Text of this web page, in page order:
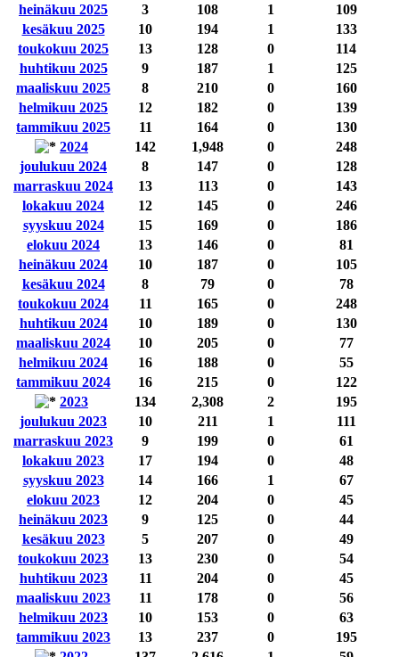
heinäkuu 2025
3 108 1
109
kesäkuu 2025
10 194 1
133
toukokuu 2025
13 128 0
114
huhtikuu 2025
9 187 1
125
maaliskuu 2025
8 210 0
160
helmikuu 2025
12 182 0
139
tammikuu 2025
11 164 0
130
2024
142 1,948 0
248
joulukuu 2024
8 147 0
128
marraskuu 2024
13 113 0
143
lokakuu 2024
12 145 0
246
syyskuu 2024
15 169 0
186
elokuu 2024
13 146 0
81
heinäkuu 2024
10 187 0
105
kesäkuu 2024
8 79 0
78
toukokuu 2024
11 165 0
248
huhtikuu 2024
10 189 0
130
maaliskuu 2024
10 205 0
77
helmikuu 2024
16 188 0
55
tammikuu 2024
16 215 0
122
2023
134 2,308 2
195
joulukuu 2023
10 211 1
111
marraskuu 2023
9 199 0
61
lokakuu 2023
17 194 0
48
syyskuu 2023
14 166 1
67
elokuu 2023
12 204 0
45
heinäkuu 2023
9 125 0
44
kesäkuu 2023
5 207 0
49
toukokuu 2023
13 230 0
54
huhtikuu 2023
11 204 0
45
maaliskuu 2023
11 178 0
56
helmikuu 2023
10 153 0
63
tammikuu 2023
13 237 0
195